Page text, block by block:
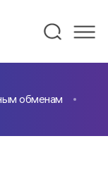
обменам